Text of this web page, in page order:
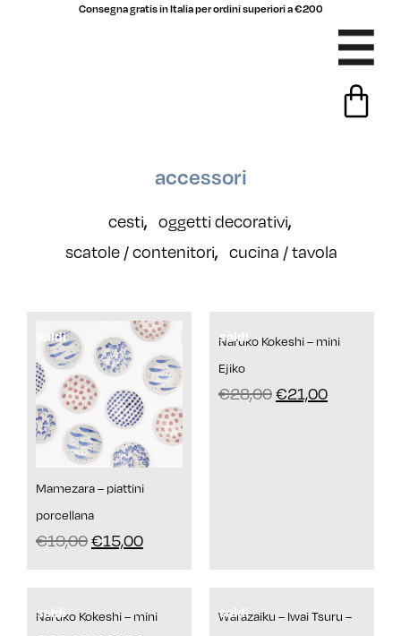
Consegna gratis in Italia per ordini superiori a €200
accessori
cesti, oggetti decorativi,
scatole / contenitori, cucina / tavola
saldi
Mamezara – piattini
porcellana
€19,00€15,00
saldi
Naruko Kokeshi – mini
Ejiko
€28,00€21,00
saldi
Naruko Kokeshi – mini saldi
Warazaiku – Iwai Tsuru –